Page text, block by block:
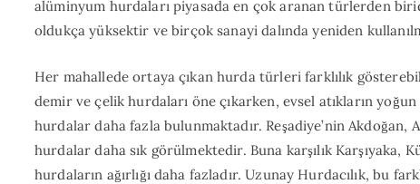
alüminyum hurdaları piyasada en çok aranan türlerden
oldukça yüksektir ve birçok sanayi dalında yeniden
Her mahallede ortaya çıkan hurda türleri farklılık
demir ve çelik hurdaları öne çıkarken, evsel atıkların
hurdalar daha fazla bulunmaktadır. Reşadiye’nin
hurdalar daha sık görülmektedir. Buna karşılık Karşıyaka,
hurdaların ağırlığı daha fazladır. Uzunay Hurdacılık, bu